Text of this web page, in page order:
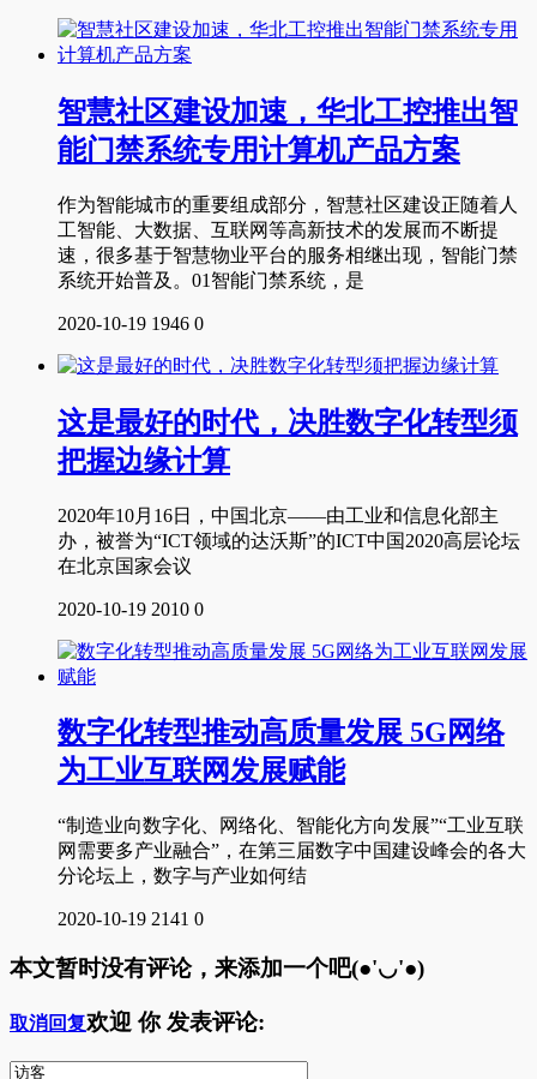
智慧社区建设加速，华北工控推出智
能门禁系统专用计算机产品方案
作为智能城市的重要组成部分，智慧社区建设正随着人
工智能、大数据、互联网等高新技术的发展而不断提
速，很多基于智慧物业平台的服务相继出现，智能门禁
系统开始普及。01智能门禁系统，是
2020-10-19 1946 0
这是最好的时代，决胜数字化转型须
把握边缘计算
2020年10月16日，中国北京——由工业和信息化部主
办，被誉为“ICT领域的达沃斯”的ICT中国2020高层论坛
在北京国家会议
2020-10-19 2010 0
数字化转型推动高质量发展 5G网络
为工业互联网发展赋能
“制造业向数字化、网络化、智能化方向发展”“工业互联
网需要多产业融合”，在第三届数字中国建设峰会的各大
分论坛上，数字与产业如何结
2020-10-19 2141 0
本文暂时没有评论，来添加一个吧(●'◡'●)
取消回复欢迎 你发表评论: